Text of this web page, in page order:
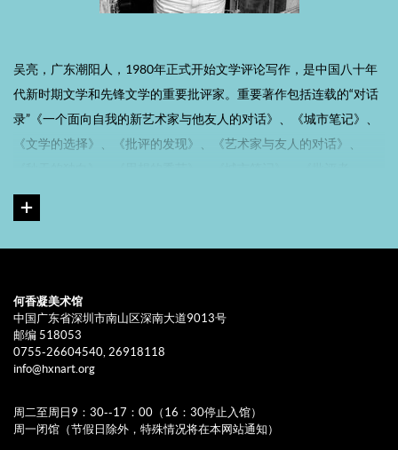
吴亮，广东潮阳人，1980年正式开始文学评论写作，是中国八十年
代新时期文学和先锋文学的重要批评家。重要著作包括连载的“对话
录”《一个面向自我的新艺术家与他友人的对话》、《城市笔记》、
《文学的选择》、《批评的发现》、《艺术家与友人的对话》、
说》、《逍遥者说》、《观察者说》、《独行者说》、《与陌生人
同在》、《闲聊时代》、《往事与梦想》、《城市伊甸园——漫游者
陀斯——上海七十年代》、《夭折的记忆》和《此时此刻——吴亮谈
话录》。
吴亮自九十年代以来写了大量有关如何发现和描述当代艺术以及对
《画室中的画家》、《艺术在上海》和《此时此刻——吴亮谈话录》
等三本论著。
何香凝美术馆
中国广东省深圳市南山区深南大道9013号
邮编 518053
0755-26604540, 26918118
info@hxnart.org
周二至周日9：30--17：00（16：30停止入馆）
周一闭馆（节假日除外，特殊情况将在本网站通知）